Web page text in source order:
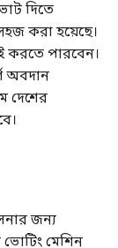
দিতে
করা হয়েছে।
করতে পারবেন।
অবদান
দেশের
জন্য
ভোটিং মেশিন